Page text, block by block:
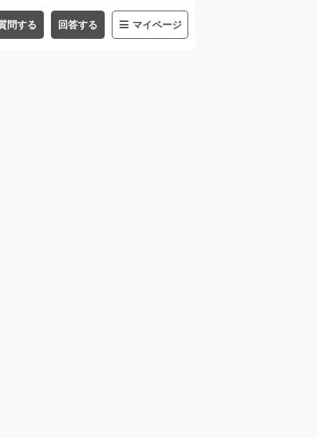
問する 回答する マイページ